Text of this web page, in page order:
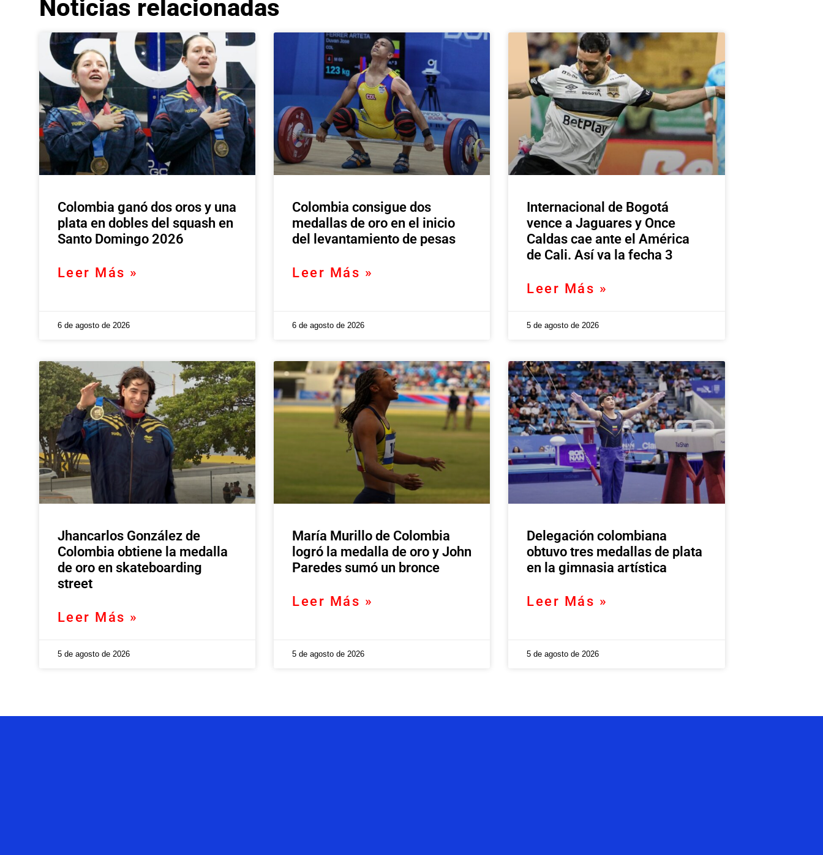
Noticias relacionadas
Colombia ganó dos oros y una
plata en dobles del squash en
Santo Domingo 2026
Leer Más »
6 de agosto de 2026
Colombia consigue dos
medallas de oro en el inicio
del levantamiento de pesas
Leer Más »
6 de agosto de 2026
Internacional de Bogotá
vence a Jaguares y Once
Caldas cae ante el América
de Cali. Así va la fecha 3
Leer Más »
5 de agosto de 2026
Jhancarlos González de
Colombia obtiene la medalla
de oro en skateboarding
street
Leer Más »
5 de agosto de 2026
María Murillo de Colombia
logró la medalla de oro y John
Paredes sumó un bronce
Leer Más »
5 de agosto de 2026
Delegación colombiana
obtuvo tres medallas de plata
en la gimnasia artística
Leer Más »
5 de agosto de 2026